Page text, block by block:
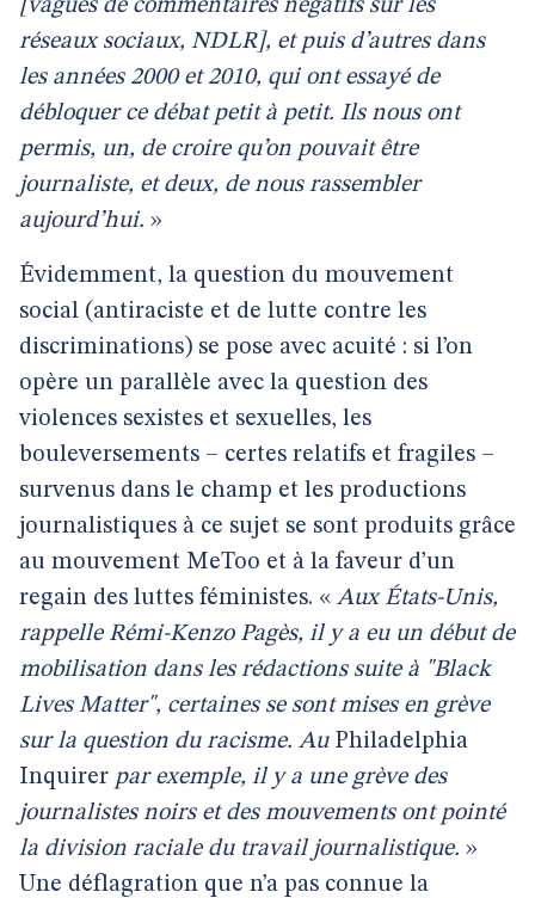
[vagues de commentaires négatifs sur les
réseaux sociaux, NDLR], et puis d’autres dans
les années 2000 et 2010, qui ont essayé de
débloquer ce débat petit à petit. Ils nous ont
permis, un, de croire qu’on pouvait être
journaliste, et deux, de nous rassembler
aujourd’hui. »
Évidemment, la question du mouvement
social (antiraciste et de lutte contre les
discriminations) se pose avec acuité : si l’on
opère un parallèle avec la question des
violences sexistes et sexuelles, les
bouleversements – certes relatifs et fragiles –
survenus dans le champ et les productions
journalistiques à ce sujet se sont produits grâce
au mouvement MeToo et à la faveur d’un
regain des luttes féministes. « Aux États-Unis,
rappelle Rémi-Kenzo Pagès, il y a eu un début de
mobilisation dans les rédactions suite à "Black
Lives Matter", certaines se sont mises en grève
sur la question du racisme. AuPhiladelphia
Inquirer par exemple, il y a une grève des
journalistes noirs et des mouvements ont pointé
la division raciale du travail journalistique. »
Une déflagration que n’a pas connue la